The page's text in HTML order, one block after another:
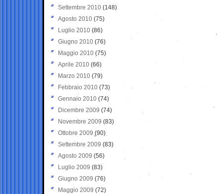
Settembre 2010 (148)
Agosto 2010 (75)
Luglio 2010 (86)
Giugno 2010 (76)
Maggio 2010 (75)
Aprile 2010 (66)
Marzo 2010 (79)
Febbraio 2010 (73)
Gennaio 2010 (74)
Dicembre 2009 (74)
Novembre 2009 (83)
Ottobre 2009 (90)
Settembre 2009 (83)
Agosto 2009 (56)
Luglio 2009 (83)
Giugno 2009 (76)
Maggio 2009 (72)